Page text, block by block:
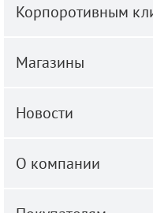
Корпоротивным
Магазины
Новости
О компании